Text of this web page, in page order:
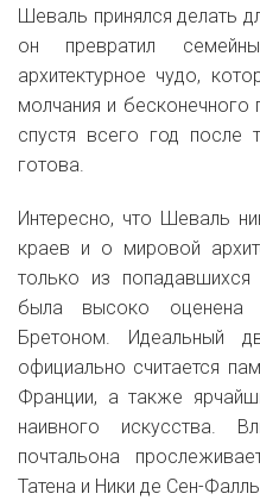
Шеваль принялся делать
он превратил
архитектурное чудо,
молчания и бесконечного
спустя всего год после
готова.
Интересно, что Шеваль
краев и о мировой
только из
была высоко оценена
Бретоном. Идеальный
официально считается
Франции, а также
наивного искусства.
почтальона
Татена и Ники де Сен-